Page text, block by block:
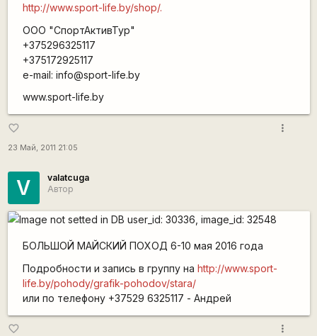
http://www.sport-life.by/shop/.
ООО "СпортАктивТур"
+375296325117
+375172925117
e-mail: info@sport-life.by
www.sport-life.by
favorite_border
23 Май, 2011 21:05
more_vert
V
valatcuga
Автор
БОЛЬШОЙ МАЙСКИЙ ПОХОД 6-10 мая 2016 года
Подробности и запись в группу на http://www.sport-
life.by/pohody/grafik-pohodov/stara/
или по телефону +37529 6325117 - Андрей
favorite_border more_vert